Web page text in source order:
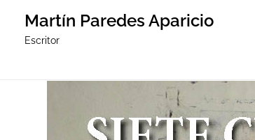
Martín Paredes Aparicio
Escritor